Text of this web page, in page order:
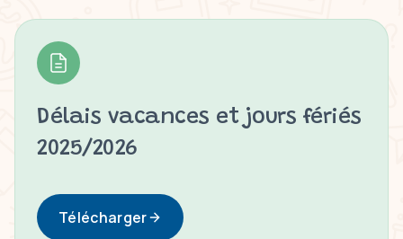
Délais vacances et jours fériés
2025/2026
Télécharger